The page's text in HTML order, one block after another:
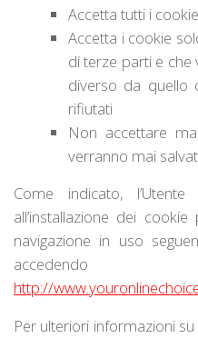
Accetta tutti i cookie
Accetta i cookie
di terze parti e che
diverso da quello
rifiutati
Non accettare
verranno mai
Come indicato,
all’installazione dei
navigazione in uso
http://
Per ulteriori informazioni